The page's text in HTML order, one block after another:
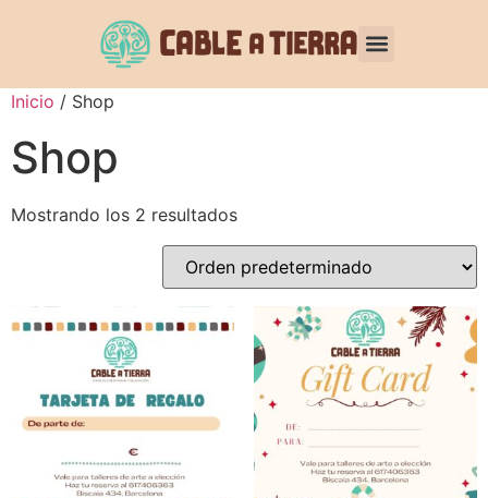
Inicio / Shop
Shop
Mostrando los 2 resultados